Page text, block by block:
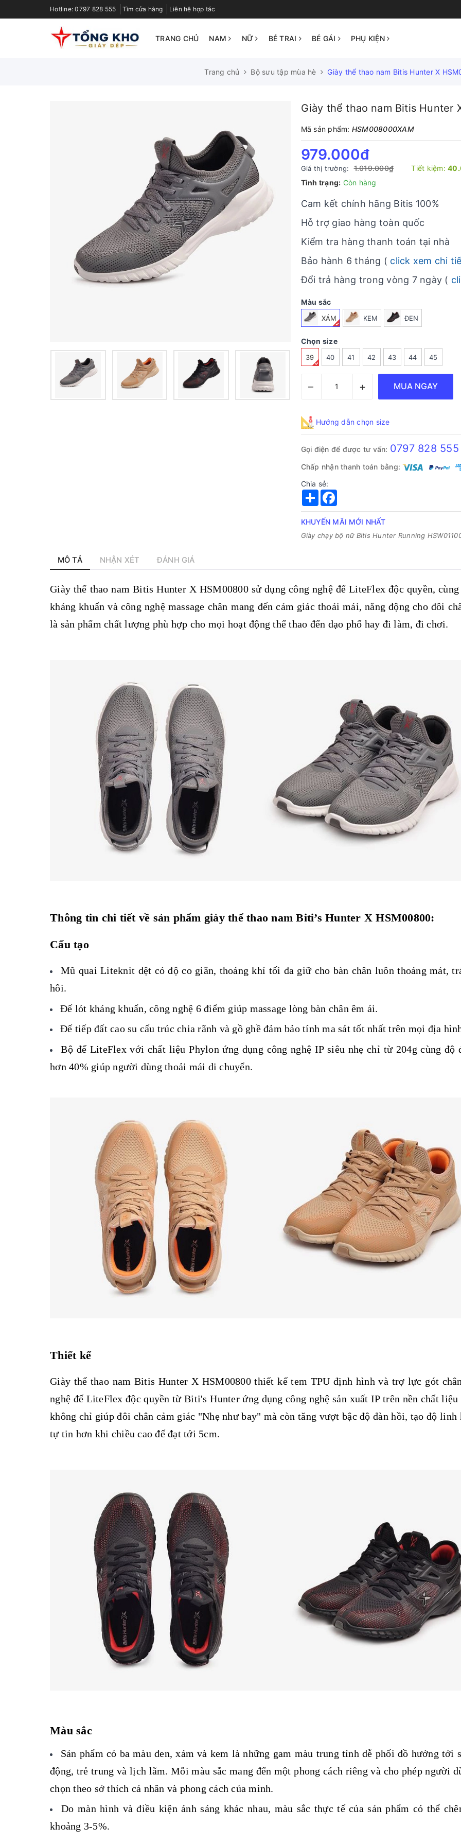
Hotline:0797 828 555 Tìm cửa hàng Liên hệ hợp tác
TRANG CHỦ NAM NỮ BÉ TRAI BÉ GÁI PHỤ KIỆN
Trang chủ Bộ sưu tập mùa hè Giày thể thao nam Bitis Hunter X
Giày thể thao nam Bitis Hunter
Mã sản phẩm: HSM008000XAM
979.000₫
Giá thị trường: 1.019.000₫ Tiết kiệm:
Tình trạng: Còn hàng
Cam kết chính hãng Bitis 100%
Hỗ trợ giao hàng toàn quốc
Kiểm tra hàng thanh toán tại nhà
Bảo hành 6 tháng ( click xem chi
Đổi trả hàng trong vòng 7 ngày (
Màu sắc
XÁM KEM ĐEN
Chọn size
39 40 41 42 43 44 45
– + MUA NGAY
Hướng dẫn chọn size
Gọi điện để được tư vấn: 0797 828 555
Chấp nhận thanh toán bằng:
Chia sẻ:
ShareFacebook
KHUYẾN MÃI MỚI NHẤT
Giày chạy bộ nữ Bitis Hunter Running
MÔ TẢ NHẬN XÉT ĐÁNH GIÁ
Giày thể thao nam Bitis Hunter X HSM00800 sử dụng công nghệ đế LiteFlex độc quyền,
kháng khuẩn và công nghệ massage chân mang đến cảm giác thoải mái, năng động cho đôi
là sản phẩm chất lượng phù hợp cho mọi hoạt động thể thao đến dạo phố hay đi làm, đi chơi.
Thông tin chi tiết về sản phẩm giày thể thao nam Biti’s Hunter X HSM00800:
Cấu tạo
Mũ quai Liteknit dệt có độ co giãn, thoáng khí tối đa giữ cho bàn chân luôn thoáng mát,
hôi.
Đế lót kháng khuẩn, công nghệ 6 điểm giúp massage lòng bàn chân êm ái.
Đế tiếp đất cao su cấu trúc chia rãnh và gồ ghề đảm bảo tính ma sát tốt nhất trên mọi địa
Bộ đế LiteFlex với chất liệu Phylon ứng dụng công nghệ IP siêu nhẹ chỉ từ 204g cùng độ
hơn 40% giúp người dùng thoải mái di chuyển.
Thiết kế
Giày thể thao nam Bitis Hunter X HSM00800 thiết kế tem TPU định hình và trợ lực gót
nghệ đế LiteFlex độc quyền từ Biti's Hunter ứng dụng công nghệ sản xuất IP trên nền chất liệu
không chỉ giúp đôi chân cảm giác "Nhẹ như bay" mà còn tăng vượt bậc độ đàn hồi, tạo độ linh
tự tin hơn khi chiều cao đế đạt tới 5cm.
Màu sắc
Sản phẩm có ba màu đen, xám và kem là những gam màu trung tính dễ phối đồ hướng tới
động, trẻ trung và lịch lãm. Mỗi màu sắc mang đến một phong cách riêng và cho phép người
chọn theo sở thích cá nhân và phong cách của mình.
Do màn hình và điều kiện ánh sáng khác nhau, màu sắc thực tế của sản phẩm có thể
khoảng 3-5%.